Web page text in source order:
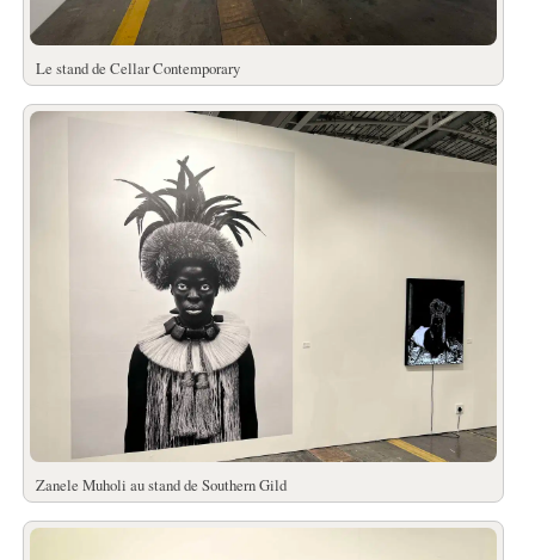
Le stand de Cellar Contemporary
Zanele Muholi au stand de Southern Gild